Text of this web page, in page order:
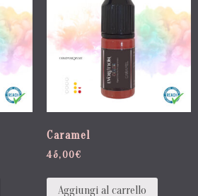
Caramel
45,00€
Aggiungi al carrello